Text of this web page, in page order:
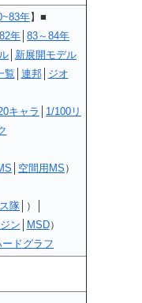
年】■
82年 83～84年
新展開モデル
覧 連邦│ ジオ
キャラ
1/100リ
空間用MS ）
隊 │）│
ン MSD）
ードグラフ